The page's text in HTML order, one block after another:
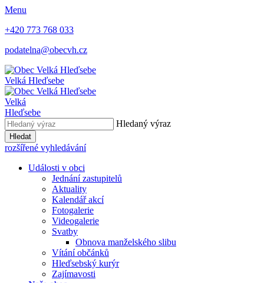
Menu
+420 773 768 033
podatelna@obecvh.cz
Velká Hleďsebe
Velká
Hleďsebe
Hledaný výraz
Hledat
rozšířené vyhledávání
Události v obci
Jednání zastupitelů
Aktuality
Kalendář akcí
Fotogalerie
Videogalerie
Svatby
Obnova manželského slibu
Vítání občánků
Hleďsebský kurýr
Zajímavosti